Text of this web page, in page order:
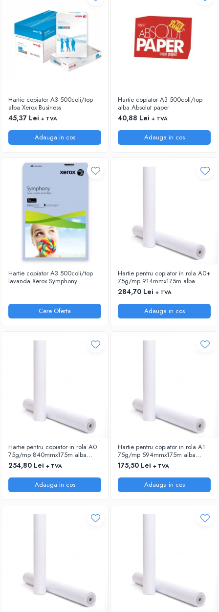
SUPERIOARA
STILOURI - ROLLERE - PIXURI CU GEL &
SET-URI
PIXURI CU MECANISM
PIXURI FARA MECANISM
MARKERE PERMANENTE
MARKERE SPECIALE
TEXTMARKERE
CREIOANE MECANICE & REZERVE
INSTRUMENTE PENTRU CORECTURA
COMUNICARE & PREZENTARE
FLIPCHART
SISTEME DE AFISARE SI DE
PREZENTARE
TABLE MOBILE
TABLE DE CONFERINTA
VIDEOPROIECTOARE
ECRANE DE PROTECTIE SI ACCESORII
ECUSOANE
SISTEME INTERACTIVE
Hartie copiator A3 500coli/top
alba Xerox Business
45,37 Lei + TVA
Adauga in cos
Hartie copiator A3 500coli/top
alba Absolut paper
40,88 Lei + TVA
Adauga in cos
Hartie copiator A3 500coli/top
lavanda Xerox Symphony
Cere Oferta
Hartie pentru copiator in rola A0+
75g/mp 914mmx175m alba
Xerox
284,70 Lei + TVA
Adauga in cos
Hartie pentru copiator in rola A0
75g/mp 840mmx175m alba
Xerox
254,80 Lei + TVA
Adauga in cos
Hartie pentru copiator in rola A1
75g/mp 594mmx175m alba
Xerox
175,50 Lei + TVA
Adauga in cos